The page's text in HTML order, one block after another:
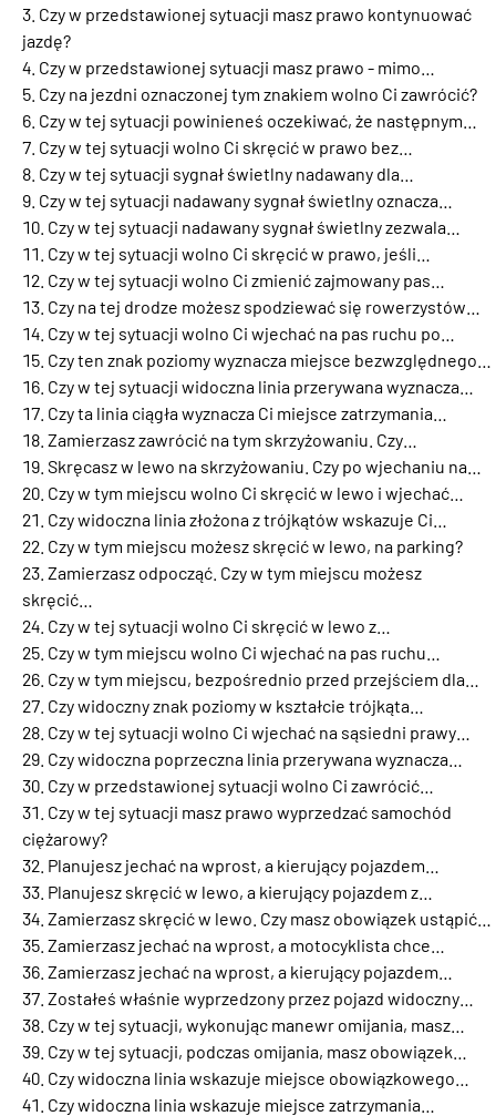
Czy w przedstawionej sytuacji masz prawo kontynuować
jazdę?
Czy w przedstawionej sytuacji masz prawo - mimo…
Czy na jezdni oznaczonej tym znakiem wolno Ci zawrócić?
Czy w tej sytuacji powinieneś oczekiwać, że następnym…
Czy w tej sytuacji wolno Ci skręcić w prawo bez…
Czy w tej sytuacji sygnał świetlny nadawany dla…
Czy w tej sytuacji nadawany sygnał świetlny oznacza…
Czy w tej sytuacji nadawany sygnał świetlny zezwala…
Czy w tej sytuacji wolno Ci skręcić w prawo, jeśli…
Czy w tej sytuacji wolno Ci zmienić zajmowany pas…
Czy na tej drodze możesz spodziewać się rowerzystów…
Czy w tej sytuacji wolno Ci wjechać na pas ruchu po…
Czy ten znak poziomy wyznacza miejsce bezwzględnego…
Czy w tej sytuacji widoczna linia przerywana wyznacza…
Czy ta linia ciągła wyznacza Ci miejsce zatrzymania…
Zamierzasz zawrócić na tym skrzyżowaniu. Czy…
Skręcasz w lewo na skrzyżowaniu. Czy po wjechaniu na…
Czy w tym miejscu wolno Ci skręcić w lewo i wjechać…
Czy widoczna linia złożona z trójkątów wskazuje Ci…
Czy w tym miejscu możesz skręcić w lewo, na parking?
Zamierzasz odpocząć. Czy w tym miejscu możesz
skręcić…
Czy w tej sytuacji wolno Ci skręcić w lewo z…
Czy w tym miejscu wolno Ci wjechać na pas ruchu…
Czy w tym miejscu, bezpośrednio przed przejściem dla…
Czy widoczny znak poziomy w kształcie trójkąta…
Czy w tej sytuacji wolno Ci wjechać na sąsiedni prawy…
Czy widoczna poprzeczna linia przerywana wyznacza…
Czy w przedstawionej sytuacji wolno Ci zawrócić…
Czy w tej sytuacji masz prawo wyprzedzać samochód
ciężarowy?
Planujesz jechać na wprost, a kierujący pojazdem…
Planujesz skręcić w lewo, a kierujący pojazdem z…
Zamierzasz skręcić w lewo. Czy masz obowiązek ustąpić…
Zamierzasz jechać na wprost, a motocyklista chce…
Zamierzasz jechać na wprost, a kierujący pojazdem…
Zostałeś właśnie wyprzedzony przez pojazd widoczny…
Czy w tej sytuacji, wykonując manewr omijania, masz…
Czy w tej sytuacji, podczas omijania, masz obowiązek…
Czy widoczna linia wskazuje miejsce obowiązkowego…
Czy widoczna linia wskazuje miejsce zatrzymania…